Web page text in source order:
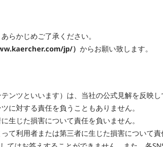
らかじめご了承ください。
jp/） からお願い致します。
ツといいます）は、当社の公式見解を反映し
に対する責任を負うこともありません。
生じた損害について責任を負いません。
利用者または第三者に生じた損害について責